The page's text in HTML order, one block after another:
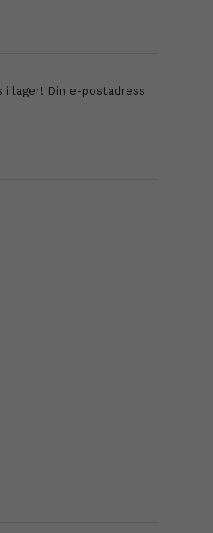
i lager! Din e-postadress